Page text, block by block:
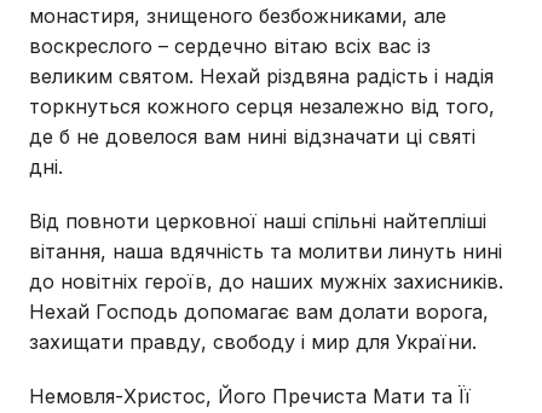
монастиря, знищеного безбожниками, але
воскреслого – сердечно вітаю всіх вас із
великим святом. Нехай різдвяна радість і надія
торкнуться кожного серця незалежно від того,
де б не довелося вам нині відзначати ці святі
дні.
Від повноти церковної наші спільні найтепліші
вітання, наша вдячність та молитви линуть нині
до новітніх героїв, до наших мужніх захисників.
Нехай Господь допомагає вам долати ворога,
захищати правду, свободу і мир для України.
Немовля-Христос, Його Пречиста Мати та Її